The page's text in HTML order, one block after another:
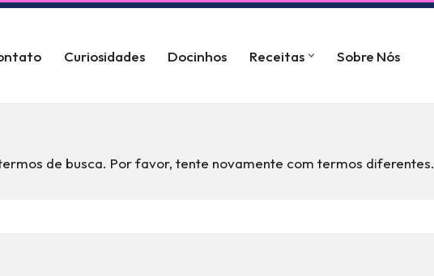
Curiosidades Docinhos Receitas Sobre Nós
de busca. Por favor, tente novamente com termos diferentes.